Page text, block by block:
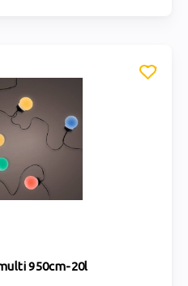
950cm-20l